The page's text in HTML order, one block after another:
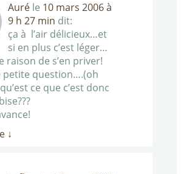
Auré le 10 mars 2006 à
9 h 27 min dit:
ça à l’air délicieux…et
si en plus c’est léger…
raison de s’en priver!
petite question….(oh
ce que c’est donc
↓